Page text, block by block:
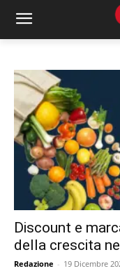
Discount e
della crescita
Redazione - 19 Dicembre